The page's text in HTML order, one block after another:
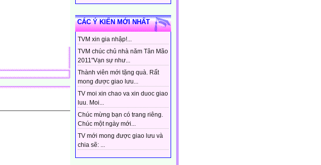
CÁC Ý KIẾN MỚI NHẤT
TVM xin gia nhập!...
TVM chúc chủ nhà năm Tân Mão
2011"Vạn sự như...
Thành viên mới tặng quà. Rất
mong được giao lưu...
TV moi xin chao va xin duoc giao
luu. Moi...
Chúc mừng bạn có trang riêng.
Chúc một ngày mới...
TV mới mong được giao lưu và
chia sẽ: ...